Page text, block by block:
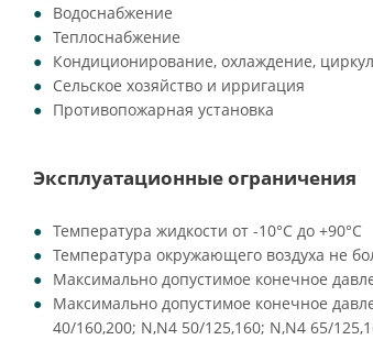
Водоснабжение
Теплоснабжение
Кондиционирование, охлаждение,
Сельское хозяйство и ирригация
Противопожарная установка
Эксплуатационные ограничения
Температура жидкости от -10°C до +90°C
Температура окружающего воздуха не
Максимально допустимое конечное
Максимально допустимое конечное
40/160,200; N,N4 50/125,160; N,N4 65/